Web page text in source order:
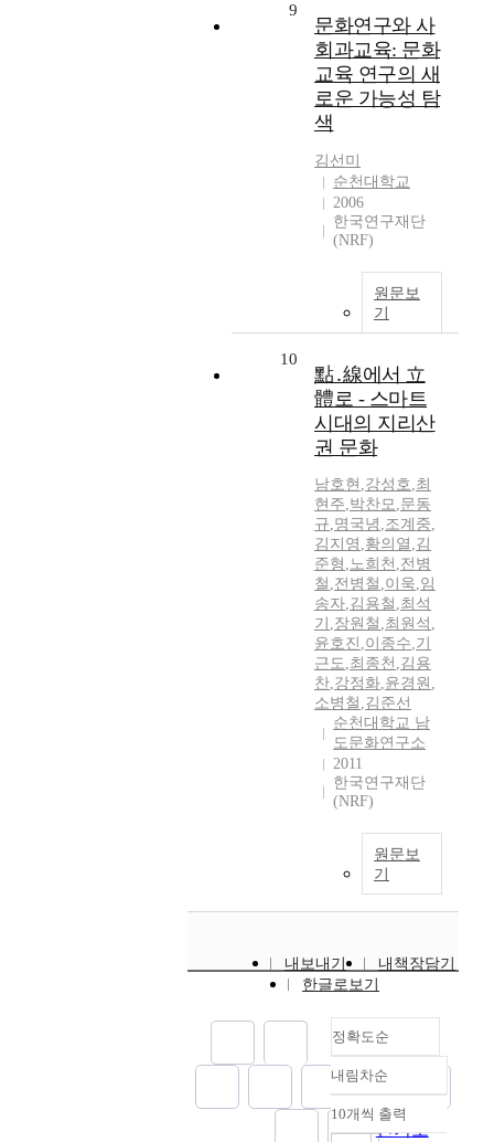
9
문화연구와 사
회과교육: 문화
교육 연구의 새
로운 가능성 탐
색
김선미
순천대학교
2006
한국연구재단
(NRF)
원문보
기
10
點․線에서 立
體로 - 스마트
시대의 지리산
권 문화
남호현 ,강성호,최
현주,박찬모,문동
규,명국녕 ,조계중,
김지영 ,황의열 ,김
준형 ,노희천 ,전병
철 ,전병철 ,이욱,임
송자,김용철 ,최석
기 ,장원철 ,최원석 ,
윤호진 ,이종수,기
근도,최종천 ,김용
찬,강정화,윤경원 ,
소병철 ,김준선
순천대학교 남
도문화연구소
2011
한국연구재단
(NRF)
원문보
기
내보내기
내책장담기
한글로보기
정확도순
정확도
순
인기도
내림차순
내림차순
10개씩 출력